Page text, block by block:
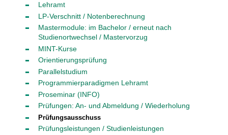
Lehramt
LP-Verschnitt / Notenberechnung
Mastermodule: im Bachelor / erneut nach
Studienortwechsel / Mastervorzug
MINT-Kurse
Orientierungsprüfung
Parallelstudium
Programmierparadigmen Lehramt
Proseminar (INFO)
Prüfungen: An- und Abmeldung / Wiederholung
Prüfungsausschuss
Prüfungsleistungen / Studienleistungen